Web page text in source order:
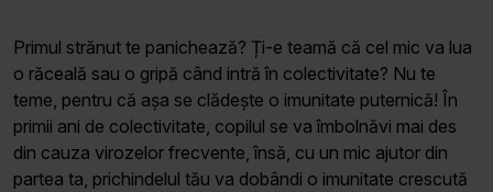
Primul strănut te panichează? Ți-e teamă că cel mic va lua
o răceală sau o gripă când intră în colectivitate? Nu te
teme, pentru că așa se clădește o imunitate puternică! În
primii ani de colectivitate, copilul se va îmbolnăvi mai des
din cauza virozelor frecvente, însă, cu un mic ajutor din
partea ta, prichindelul tău va dobândi o imunitate crescută